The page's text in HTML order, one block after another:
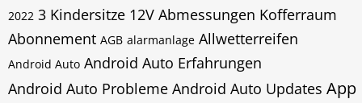
2022 3 Kindersitze 12V Abmessungen Kofferraum
Abonnement AGB alarmanlage Allwetterreifen
Android Auto Android Auto Erfahrungen
Android Auto Probleme Android Auto Updates App